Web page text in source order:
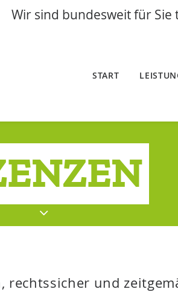
Wir sind bundesweit für
START
rechtssicher und